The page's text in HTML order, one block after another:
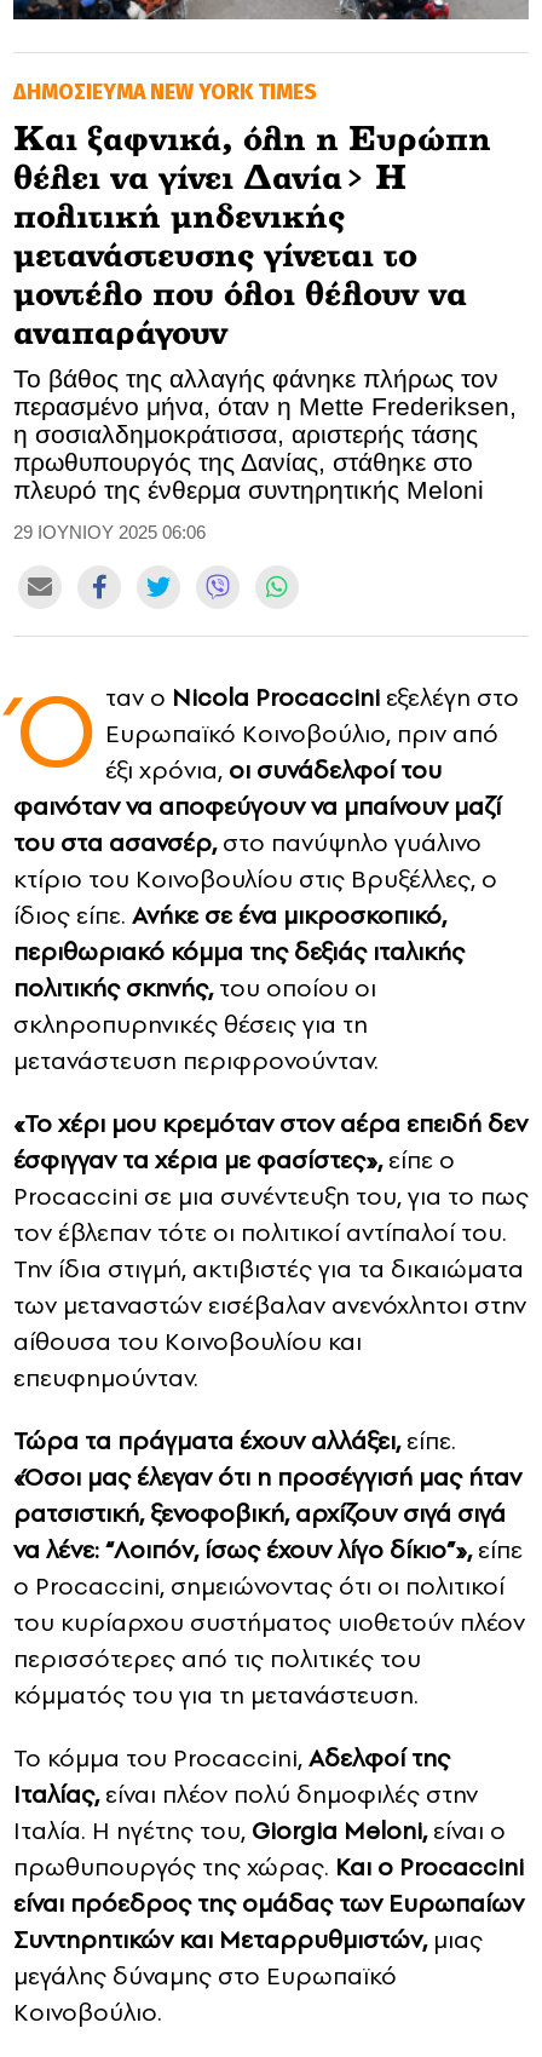
SOOZIE’S FRIENDS
CULTURE
TASTELAND
TECH
MEDIALAND
DRIVE
SPORTS
DIA Y NOCHE
CONTACT
ΔΗΜΟΣΙΕΥΜΑ NEW YORK TIMES
Και ξαφνικά, όλη η Ευρώπη
θέλει να γίνει Δανία> Η
πολιτική μηδενικής
μετανάστευσης γίνεται το
μοντέλο που όλοι θέλουν να
αναπαράγουν
Το βάθος της αλλαγής φάνηκε πλήρως τον
περασμένο μήνα, όταν η Mette Frederiksen,
η σοσιαλδημοκράτισσα, αριστερής τάσης
πρωθυπουργός της Δανίας, στάθηκε στο
πλευρό της ένθερμα συντηρητικής Meloni
29 ΙΟΥΝΙΟΥ 2025 06:06
Ό ταν ο Nicola Procaccini εξελέγη στο
Ευρωπαϊκό Κοινοβούλιο, πριν από
έξι χρόνια, οι συνάδελφοί του
φαινόταν να αποφεύγουν να μπαίνουν μαζί
του στα ασανσέρ,στο πανύψηλο γυάλινο
κτίριο του Κοινοβουλίου στις Βρυξέλλες, ο
ίδιος είπε. Ανήκε σε ένα μικροσκοπικό,
περιθωριακό κόμμα της δεξιάς ιταλικής
πολιτικής σκηνής,του οποίου οι
σκληροπυρηνικές θέσεις για τη
μετανάστευση περιφρονούνταν.
«Το χέρι μου κρεμόταν στον αέρα επειδή δεν
έσφιγγαν τα χέρια με φασίστες»,είπε ο
Procaccini σε μια συνέντευξη του, για το πως
τον έβλεπαν τότε οι πολιτικοί αντίπαλοί του.
Την ίδια στιγμή, ακτιβιστές για τα δικαιώματα
των μεταναστών εισέβαλαν ανενόχλητοι στην
αίθουσα του Κοινοβουλίου και
επευφημούνταν.
Τώρα τα πράγματα έχουν αλλάξει,είπε.
«Όσοι μας έλεγαν ότι η προσέγγισή μας ήταν
ρατσιστική, ξενοφοβική, αρχίζουν σιγά σιγά
να λένε: “Λοιπόν, ίσως έχουν λίγο δίκιο”»,είπε
ο Procaccini, σημειώνοντας ότι οι πολιτικοί
του κυρίαρχου συστήματος υιοθετούν πλέον
περισσότερες από τις πολιτικές του
κόμματός του για τη μετανάστευση.
Το κόμμα του Procaccini,Αδελφοί της
Ιταλίας,είναι πλέον πολύ δημοφιλές στην
Ιταλία. Η ηγέτης του, Giorgia Meloni,είναι ο
πρωθυπουργός της χώρας. Και ο Procaccini
είναι πρόεδρος της ομάδας των Ευρωπαίων
Συντηρητικών και Μεταρρυθμιστών,μιας
μεγάλης δύναμης στο Ευρωπαϊκό
Κοινοβούλιο.